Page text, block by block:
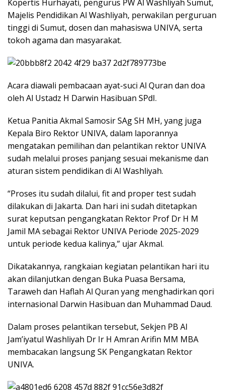
Kopertis Hurhayati, pengurus PW Al Washliyah Sumut,
Majelis Pendidikan Al Washliyah, perwakilan perguruan
tinggi di Sumut, dosen dan mahasiswa UNIVA, serta
tokoh agama dan masyarakat.
Acara diawali pembacaan ayat-suci Al Quran dan doa
oleh Al Ustadz H Darwin Hasibuan SPdI.
Ketua Panitia Akmal Samosir SAg SH MH, yang juga
Kepala Biro Rektor UNIVA, dalam laporannya
mengatakan pemilihan dan pelantikan rektor UNIVA
sudah melalui proses panjang sesuai mekanisme dan
aturan sistem pendidikan di Al Washliyah.
“Proses itu sudah dilalui, fit and proper test sudah
dilakukan di Jakarta. Dan hari ini sudah ditetapkan
surat keputsan pengangkatan Rektor Prof Dr H M
Jamil MA sebagai Rektor UNIVA Periode 2025-2029
untuk periode kedua kalinya,” ujar Akmal.
Dikatakannya, rangkaian kegiatan pelantikan hari itu
akan dilanjutkan dengan Buka Puasa Bersama,
Taraweh dan Haflah Al Quran yang menghadirkan qori
internasional Darwin Hasibuan dan Muhammad Daud.
Dalam proses pelantikan tersebut, Sekjen PB Al
Jam’iyatul Washliyah Dr Ir H Amran Arifin MM MBA
membacakan langsung SK Pengangkatan Rektor
UNIVA.